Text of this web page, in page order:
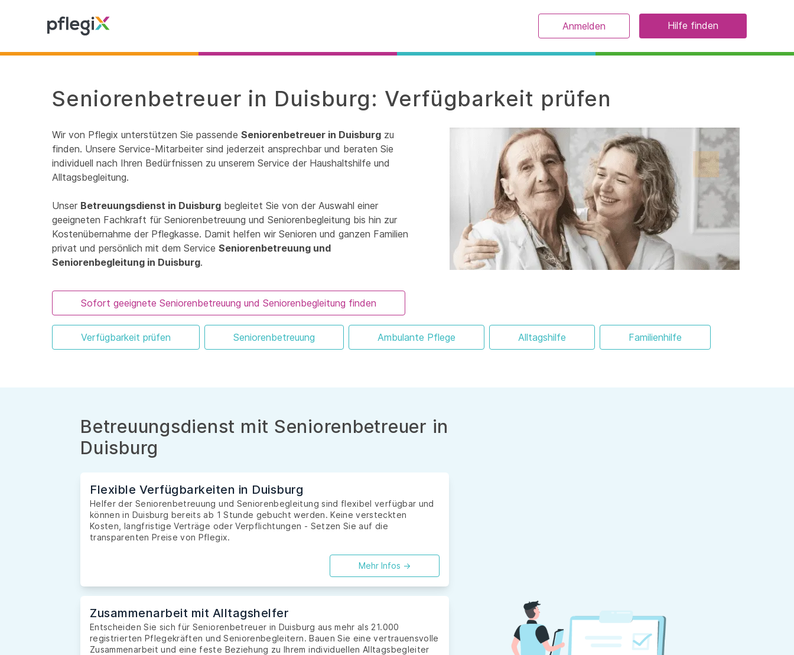
Anmelden Hilfe finden
Seniorenbetreuer in Duisburg: Verfügbarkeit prüfen
Wir von Pflegix unterstützen Sie passende Seniorenbetreuer in Duisburg zu
finden. Unsere Service-Mitarbeiter sind jederzeit ansprechbar und beraten Sie
individuell nach Ihren Bedürfnissen zu unserem Service der Haushaltshilfe und
Alltagsbegleitung.
Unser Betreuungsdienst in Duisburg begleitet Sie von der Auswahl einer
geeigneten Fachkraft für Seniorenbetreuung und Seniorenbegleitung bis hin zur
Kostenübernahme der Pflegkasse. Damit helfen wir Senioren und ganzen Familien
privat und persönlich mit dem Service Seniorenbetreuung und
Seniorenbegleitung in Duisburg.
Sofort geeignete Seniorenbetreuung und Seniorenbegleitung finden
Verfügbarkeit prüfen Seniorenbetreuung Ambulante Pflege Alltagshilfe Familienhilfe
Betreuungsdienst mit Seniorenbetreuer in
Duisburg
Flexible Verfügbarkeiten in Duisburg
Helfer der Seniorenbetreuung und Seniorenbegleitung sind flexibel verfügbar und
können in Duisburg bereits ab 1 Stunde gebucht werden. Keine versteckten
Kosten, langfristige Verträge oder Verpflichtungen - Setzen Sie auf die
transparenten Preise von Pflegix.
Mehr Infos ->
Zusammenarbeit mit Alltagshelfer
Entscheiden Sie sich für Seniorenbetreuer in Duisburg aus mehr als 21.000
registrierten Pflegekräften und Seniorenbegleitern. Bauen Sie eine vertrauensvolle
Zusammenarbeit und eine feste Beziehung zu Ihrem individuellen Alltagsbegleiter